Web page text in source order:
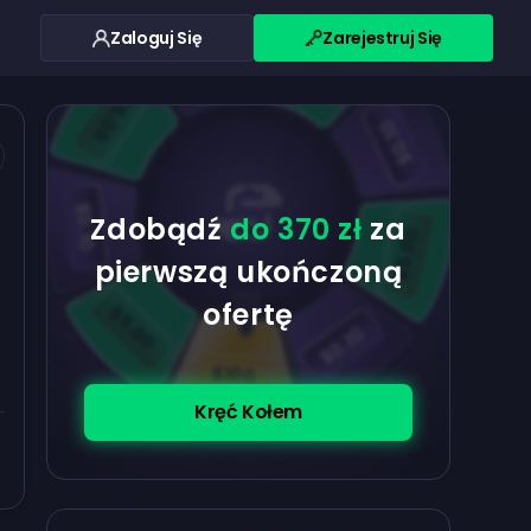
Zaloguj Się Zarejestruj Się
Zdobądź do 370 zł za
pierwszą ukończoną
ofertę
Kręć Kołem
$100
$5.00
$0.10
$5.00
$0.10 $5.00
$5.00